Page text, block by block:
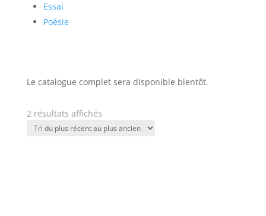
Essai
Poésie
Le catalogue complet sera disponible bientôt.
2 résultats affichésTrié
du